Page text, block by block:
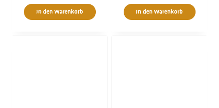
In den Warenkorb In den Warenkorb